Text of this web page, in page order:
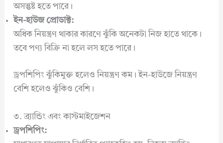
অসন্তুষ্ট হতে পারে।
ইন-হাউজ প্রোডাক্ট:
অধিক নিয়ন্ত্রণ থাকার কারণে ঝুঁকি অনেকটা নিজ হাতে থাকে।
তবে পণ্য বিক্রি না হলে লস হতে পারে।
ড্রপশিপিং ঝুঁকিমুক্ত হলেও নিয়ন্ত্রণ কম। ইন-হাউজে নিয়ন্ত্রণ
বেশি হলেও ঝুঁকিও বেশি।
৩. ব্র্যান্ডিং এবং কাস্টমাইজেশন
ড্রপশিপিং: